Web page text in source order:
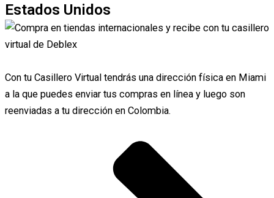
Estados Unidos
Con tu Casillero Virtual tendrás una dirección física en Miami
a la que puedes enviar tus compras en línea y luego son
reenviadas a tu dirección en Colombia.